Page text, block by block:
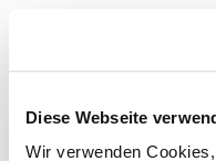
Diese Webseite
Wir verwenden